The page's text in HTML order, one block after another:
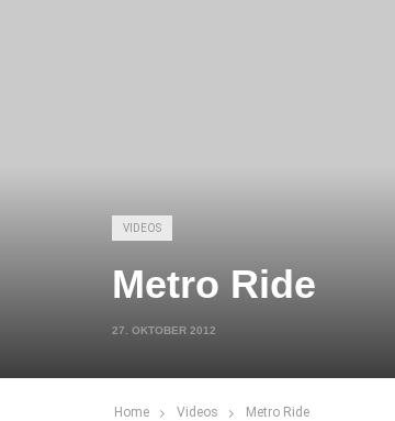
VIDEOS
Metro Ride
27. OKTOBER 2012
Home Videos Metro Ride